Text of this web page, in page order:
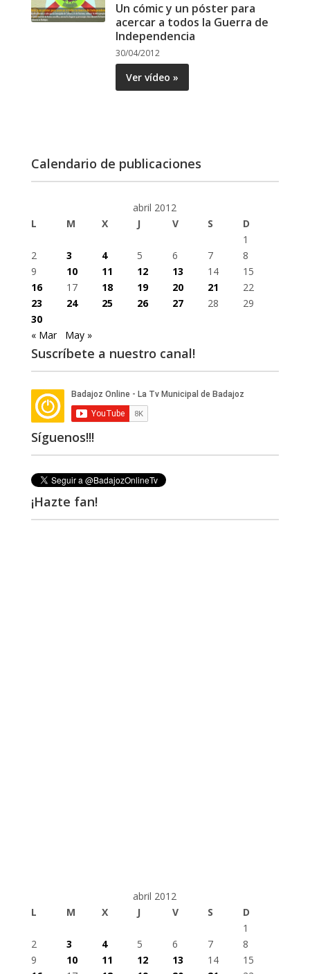
Un cómic y un póster para
acercar a todos la Guerra de
Independencia
30/04/2012
Ver vídeo »
Calendario de publicaciones
abril 2012
L
M X J V S
D
1
2
3 4 5 6 7
8
9
10 11 12 13 14
15
16
17 18 19 20 21
22
23
24 25 26 27 28
29
30
« Mar
May »
Suscríbete a nuestro canal!
Síguenos!!!
¡Hazte fan!
abril 2012
L
M X J V S
D
1
2
3 4 5 6 7
8
9
10 11 12 13 14
15